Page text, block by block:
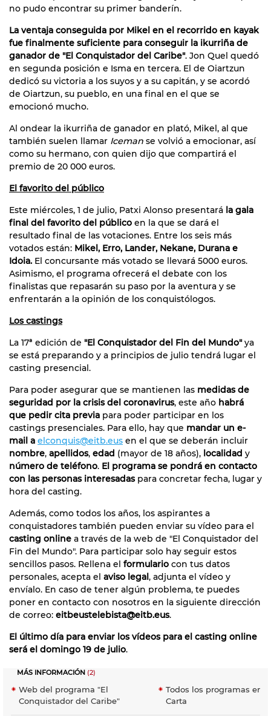
no pudo encontrar su primer banderín.
La ventaja conseguida por Mikel en el recorrido en kayak
fue finalmente suficiente para conseguir la ikurriña de
ganador de "El Conquistador del Caribe". Jon Quel quedó
en segunda posición e Isma en tercera. El de Oiartzun
dedicó su victoria a los suyos y a su capitán, y se acordó
de Oiartzun, su pueblo, en una final en el que se
emocionó mucho.
Al ondear la ikurriña de ganador en plató, Mikel, al que
también suelen llamar Iceman se volvió a emocionar, así
como su hermano, con quien dijo que compartirá el
premio de 20 000 euros.
El favorito del público
Este miércoles, 1 de julio, Patxi Alonso presentará la gala
final del favorito del público en la que se dará el
resultado final de las votaciones. Entre los seis más
votados están: Mikel, Erro, Lander, Nekane, Durana e
Idoia. El concursante más votado se llevará 5000 euros.
Asimismo, el programa ofrecerá el debate con los
finalistas que repasarán su paso por la aventura y se
enfrentarán a la opinión de los conquistólogos.
Los castings
La 17ª edición de "El Conquistador del Fin del Mundo"ya
se está preparando y a principios de julio tendrá lugar el
casting presencial.
Para poder asegurar que se mantienen las medidas de
seguridad por la crisis del coronavirus, este año habrá
que pedir cita previa para poder participar en los
castings presenciales. Para ello, hay que mandar un e-
mail a elconquis@eitb.eus en el que se deberán incluir
nombre, apellidos, edad (mayor de 18 años), localidad y
número de teléfono. El programa se pondrá en contacto
con las personas interesadaspara concretar fecha, lugar y
hora del casting.
Además, como todos los años, los aspirantes a
conquistadores también pueden enviar su vídeo para el
casting online a través de la web de "El Conquistador del
Fin del Mundo". Para participar solo hay seguir estos
sencillos pasos. Rellena el formulario con tus datos
personales, acepta el aviso legal, adjunta el vídeo y
envíalo. En caso de tener algún problema, te puedes
poner en contacto con nosotros en la siguiente dirección
de correo: eitbeustelebista@eitb.eus.
El último día para enviar los vídeos para el casting online
será el domingo 19 de julio.
MÁS INFORMACIÓN (2)
Web del programa "El
Conquistador del Caribe"
Todos los programas en
Carta